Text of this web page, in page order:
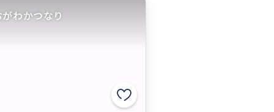
がわかつなり